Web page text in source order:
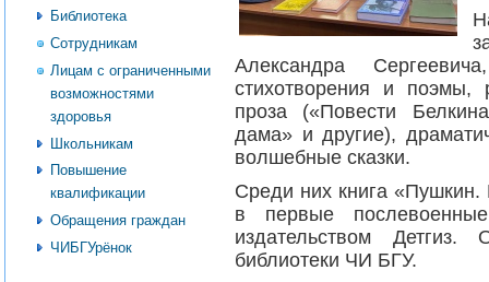
Библиотека
Сотрудникам
Лицам с ограниченными
возможностями
здоровья
Школьникам
Повышение
квалификации
Обращения граждан
ЧИБГУрёнок
Александра
стихотворения и поэмы,
проза («Повести
дама» и другие),
волшебные сказки.
Среди них книга
в первые
издательством
библиотеки ЧИ БГУ.